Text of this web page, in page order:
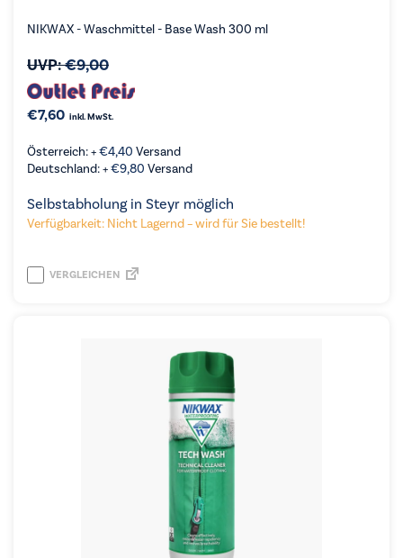
NIKWAX - Waschmittel - Base Wash 300 ml
UVP:€9,00
€7,60 inkl. MwSt.
Österreich: +€4,40 Versand
Deutschland: +€9,80 Versand
Selbstabholung in Steyr möglich
Verfügbarkeit: Nicht Lagernd – wird für Sie bestellt!
VERGLEICHEN